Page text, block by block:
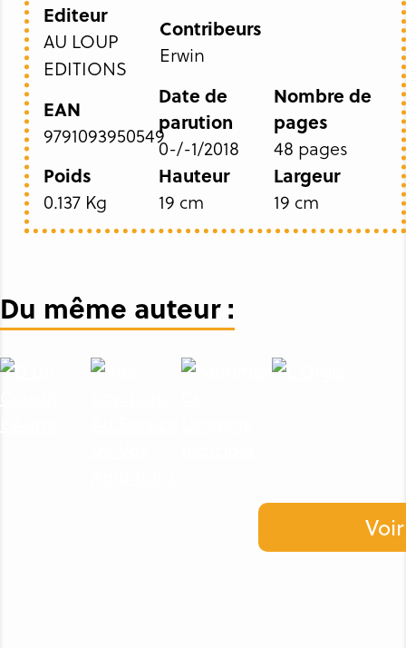
Editeur
AU LOUP
EDITIONS
Contribeurs
Erwin
EAN
9791093950549
Date de
parution
0-/-1/2018
Nombre de
pages
48 pages
Poids
0.137 Kg
Hauteur
19 cm
Largeur
19 cm
Du même auteur :